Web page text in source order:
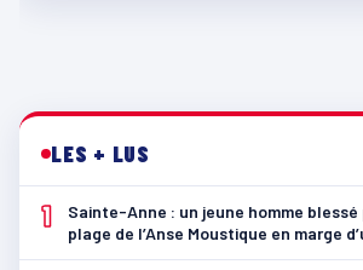
LES + LUS
1
Sainte-Anne : un jeune homme
plage de l’Anse Moustique en marge